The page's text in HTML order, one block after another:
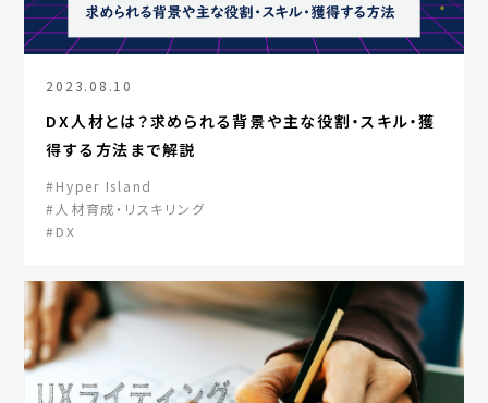
2023.08.10
DX人材とは？求められる背景や主な役割・スキル・獲
得する方法まで解説
#Hyper Island
#人材育成・リスキリング
#DX